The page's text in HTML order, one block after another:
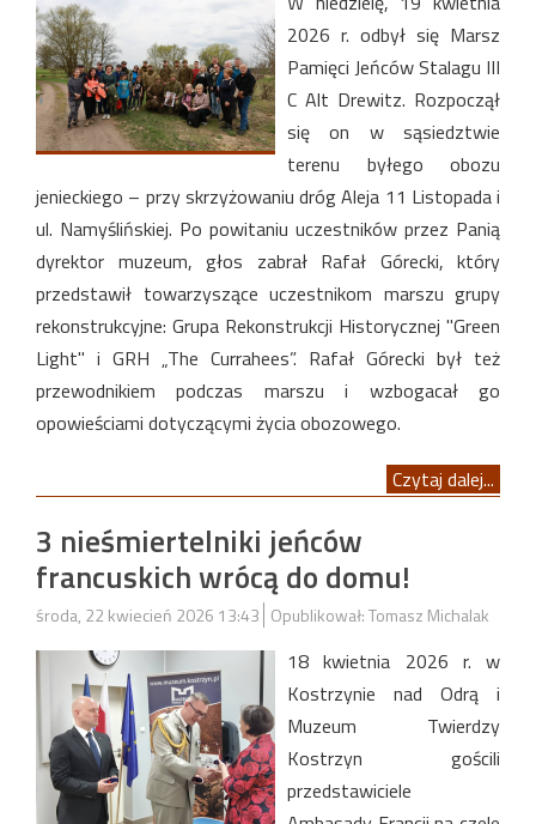
2026 r. odbył się Marsz
Pamięci Jeńców Stalagu III
C Alt Drewitz. Rozpoczął
się on w sąsiedztwie
terenu byłego obozu
jenieckiego – przy skrzyżowaniu dróg Aleja 11 Listopada i
ul. Namyślińskiej. Po powitaniu uczestników przez Panią
dyrektor muzeum, głos zabrał Rafał Górecki, który
przedstawił towarzyszące uczestnikom marszu grupy
rekonstrukcyjne: Grupa Rekonstrukcji Historycznej "Green
Light" i GRH „The Currahees”. Rafał Górecki był też
przewodnikiem podczas marszu i wzbogacał go
opowieściami dotyczącymi życia obozowego.
Czytaj dalej...
3 nieśmiertelniki jeńców
francuskich wrócą do domu!
środa, 22 kwiecień 2026 13:43 Opublikował: Tomasz Michalak
18 kwietnia 2026 r. w
Kostrzynie nad Odrą i
Muzeum Twierdzy
Kostrzyn gościli
przedstawiciele